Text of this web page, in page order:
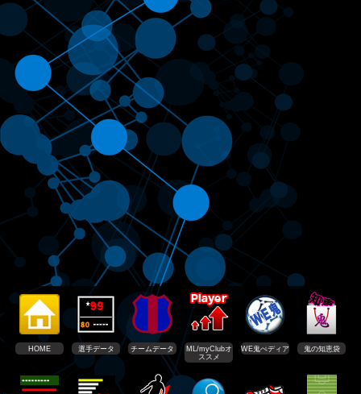
HOME 選手データ チームデータ
ML/myClubオ
ススメ
WE鬼ぺディア 鬼の知恵袋